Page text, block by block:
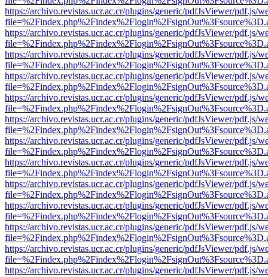
https://archivo.revistas.ucr.ac.cr/plugins/generic/pdfJsViewer/pdf.js/
https://archivo.revistas.ucr.ac.cr/plugins/generic/pdfJsViewer/pdf.js/
https://archivo.revistas.ucr.ac.cr/plugins/generic/pdfJsViewer/pdf.js/
https://archivo.revistas.ucr.ac.cr/plugins/generic/pdfJsViewer/pdf.js/
https://archivo.revistas.ucr.ac.cr/plugins/generic/pdfJsViewer/pdf.js/
https://archivo.revistas.ucr.ac.cr/plugins/generic/pdfJsViewer/pdf.js/
https://archivo.revistas.ucr.ac.cr/plugins/generic/pdfJsViewer/pdf.js/
https://archivo.revistas.ucr.ac.cr/plugins/generic/pdfJsViewer/pdf.js/
https://archivo.revistas.ucr.ac.cr/plugins/generic/pdfJsViewer/pdf.js/
https://archivo.revistas.ucr.ac.cr/plugins/generic/pdfJsViewer/pdf.js/
https://archivo.revistas.ucr.ac.cr/plugins/generic/pdfJsViewer/pdf.js/
https://archivo.revistas.ucr.ac.cr/plugins/generic/pdfJsViewer/pdf.js/
https://archivo.revistas.ucr.ac.cr/plugins/generic/pdfJsViewer/pdf.js/